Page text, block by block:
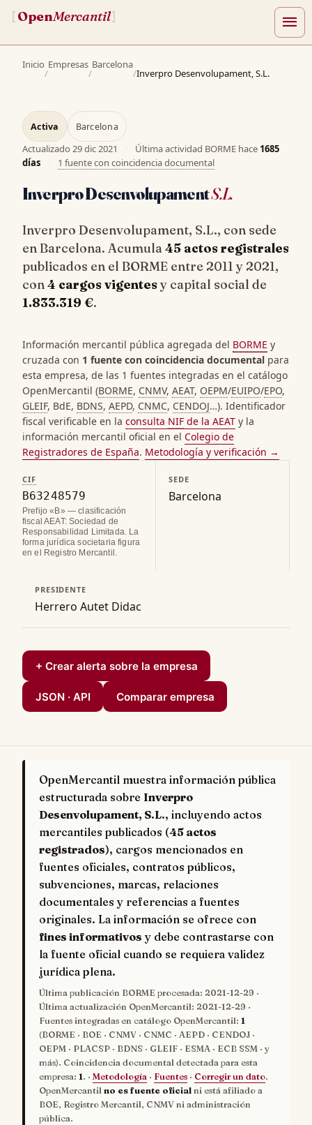
[OpenMercantil] menu
Inicio
/
Empresas
/
Barcelona
/Inverpro Desenvolupament, S.L.
Activa Barcelona
Actualizado 29 dic 2021 · Última actividad BORME hace 1685
días
· 1 fuente con coincidencia documental
Inverpro DesenvolupamentS.L.
Inverpro Desenvolupament, S.L., con sede
en Barcelona. Acumula45 actos registrales
publicados en el BORME entre 2011 y 2021,
con4 cargos vigentesy capital social de
1.833.319 €.
Información mercantil pública agregada del BORME y
cruzada con 1 fuente con coincidencia documental para
esta empresa, de las 1 fuentes integradas en el catálogo
OpenMercantil (BORME, CNMV, AEAT, OEPM/EUIPO/EPO,
GLEIF, BdE, BDNS, AEPD, CNMC, CENDOJ…). Identificador
fiscal verificable en la consulta NIF de la AEAT y la
información mercantil oficial en el Colegio de
Registradores de España. Metodología y verificación →
CIF
B63248579
Prefijo «B» — clasificación
fiscal AEAT: Sociedad de
Responsabilidad Limitada. La
forma jurídica societaria figura
en el Registro Mercantil.
SEDE
Barcelona
PRESIDENTE
Herrero Autet Didac
+ Crear alerta sobre la empresa
JSON · API Comparar empresa
OpenMercantil muestra información pública
estructurada sobre Inverpro
Desenvolupament, S.L., incluyendo actos
mercantiles publicados (45 actos
registrados), cargos mencionados en
fuentes oficiales, contratos públicos,
subvenciones, marcas, relaciones
documentales y referencias a fuentes
originales. La información se ofrece con
fines informativos y debe contrastarse con
la fuente oficial cuando se requiera validez
jurídica plena.
Última publicación BORME procesada: 2021-12-29 ·
Última actualización OpenMercantil: 2021-12-29 ·
Fuentes integradas en catálogo OpenMercantil: 1
(BORME · BOE · CNMV · CNMC · AEPD · CENDOJ ·
OEPM · PLACSP · BDNS · GLEIF · ESMA · ECB SSM · y
más). Coincidencia documental detectada para esta
empresa: 1. · Metodología · Fuentes · Corregir un dato.
OpenMercantil no es fuente oficial ni está afiliado a
BOE, Registro Mercantil, CNMV ni administración
pública.